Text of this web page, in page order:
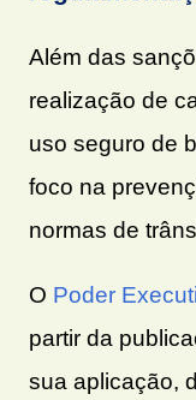
Além das
realização de
uso seguro de
foco na
normas de
O Poder
partir da
sua aplicação,